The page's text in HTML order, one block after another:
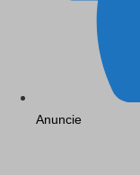
Anuncie